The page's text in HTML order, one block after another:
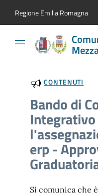
Regione Emilia Romagna
CONTENUTI
Bando di
erp -
Si comunica che